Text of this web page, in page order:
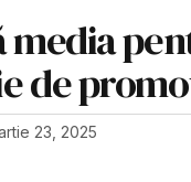
media
de
23, 2025